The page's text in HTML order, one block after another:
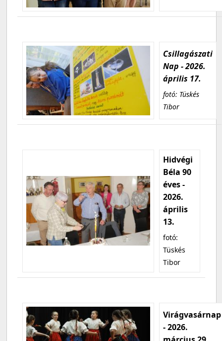
Csillagászati
Nap - 2026.
április 17.
fotó: Tüskés
Tibor
Hidvégi
Béla 90
éves -
2026.
április
13.
fotó:
Tüskés
Tibor
Virágvasárnap
- 2026.